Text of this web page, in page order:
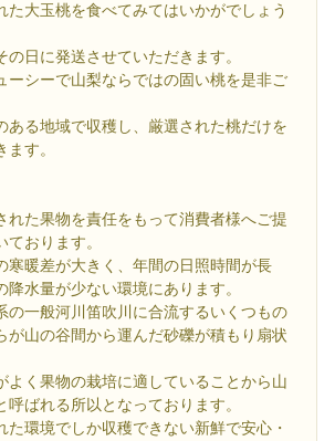
た大玉桃を食べてみてはいかがでしょう
の日に発送させていただきます。
ーシーで山梨ならではの固い桃を是非ご
ある地域で収穫し、厳選された桃だけを
す。
れた果物を責任をもって消費者様へご提
おります。
寒暖差が大きく、年間の日照時間が長
降水量が少ない環境にあります。
の一般河川笛吹川に合流するいくつもの
が山の谷間から運んだ砂礫が積もり扇状
よく果物の栽培に適していることから山
呼ばれる所以となっております。
た環境でしか収穫できない新鮮で安心・